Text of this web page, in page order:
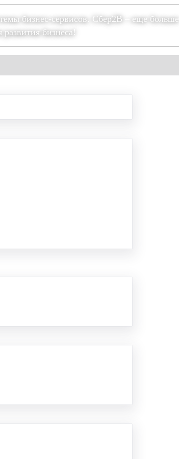
бизнес-сервисов. Сбер2В – еще больше
бизнеса!